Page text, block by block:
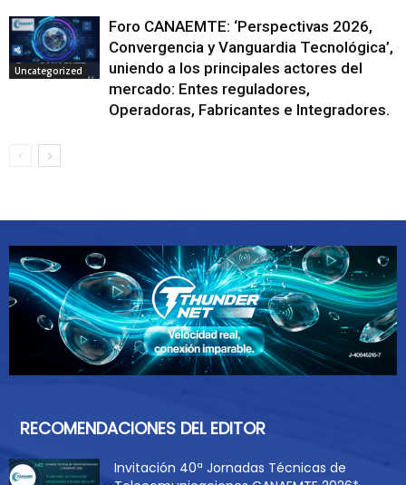
Uncategorized
Foro CANAEMTE: ‘Perspectivas 2026,
Convergencia y Vanguardia Tecnológica’,
uniendo a los principales actores del
mercado: Entes reguladores,
Operadoras, Fabricantes e Integradores.
RECOMENDACIONES DEL EDITOR
Invitación 40ª Jornadas Técnicas de